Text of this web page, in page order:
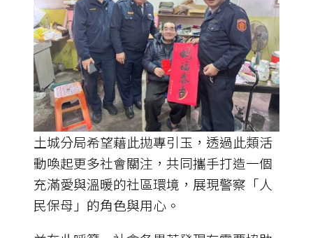
土城分局希望藉此拋專引玉，透過此類活
動喚起更多社會關注，共同攜手打造一個
充滿愛與溫暖的社區環境，展現警察「人
民保母」的角色與用心。